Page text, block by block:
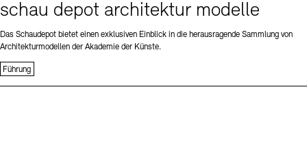
schau depot architektur modelle
Das Schaudepot bietet einen exklusiven Einblick in die herausragende Sammlung von
Architekturmodellen der Akademie der Künste.
Führung